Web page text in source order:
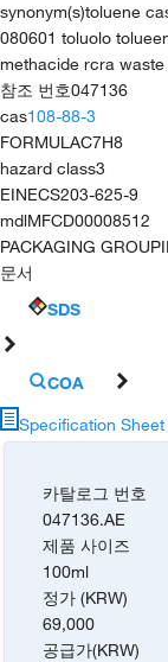
synonym(s)toluene
080601 toluolo
methacide rcra
참조 번호047136
cas108-88-3
FORMULAC7H8
hazard class3
EINECS203-625-9
mdlMFCD00008512
PACKAGING GROUPII
문서
SDS
COA
Specification Sheet
카탈로그 번호
047136.AE
제품 사이즈
100ml
정가 (KRW)
69,000
공급가(KRW)